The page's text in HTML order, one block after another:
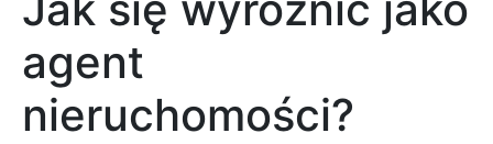
agent
nieruchomości?